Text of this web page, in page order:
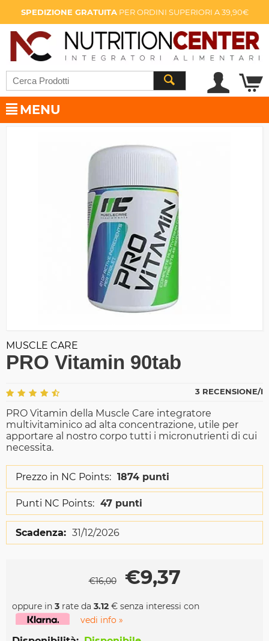
SPEDIZIONE GRATUITAPER ORDINI SUPERIORI A 39,90€
MENU
MUSCLE CARE
PRO Vitamin 90tab
3 RECENSIONE/I
PRO Vitamin della Muscle Care integratore
multivitaminico ad alta concentrazione, utile per
apportare al nostro corpo tutti i micronutrienti di cui
necessita.
Prezzo in NC Points: 1874 punti
Punti NC Points: 47 punti
Scadenza: 31/12/2026
€16,00 €9,37
oppure in 3 rate da 3.12 € senza interessi con
vedi info »